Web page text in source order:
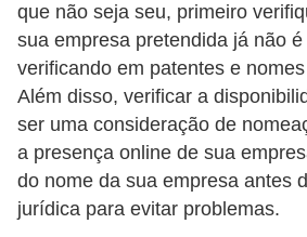
que não seja seu, primeiro
sua empresa pretendida já não
verificando em patentes e
Além disso, verificar a
ser uma consideração de
a presença online de sua
do nome da sua empresa antes
jurídica para evitar problemas.
o
s
F
o
r
m
a